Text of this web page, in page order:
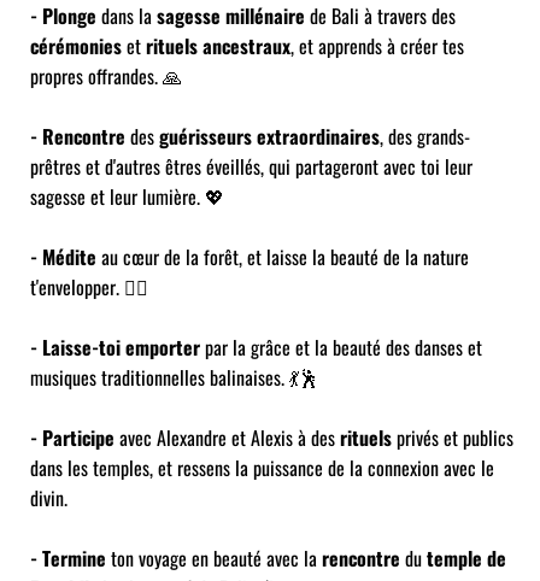
- Plonge dans lasagesse millénaire de Bali à travers des
cérémoniesetrituels ancestraux, et apprends à créer tes
propres offrandes. 🙏
- Rencontre desguérisseurs extraordinaires, des grands-
prêtres et d'autres êtres éveillés, qui partageront avec toi leur
sagesse et leur lumière. 💖
- Médite au cœur de la forêt, et laisse la beauté de la nature
t'envelopper. 🧘‍♂️
- Laisse-toi emporterpar la grâce et la beauté des danses et
musiques traditionnelles balinaises. 💃🕺
- Participe avec Alexandre et Alexis à desrituelsprivés et publics
dans les temples, et ressens la puissance de la connexion avec le
divin.
- Termine ton voyage en beauté avec larencontre dutemple de